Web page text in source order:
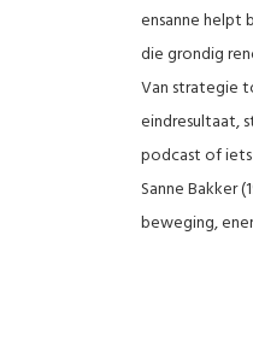
ensanne helpt
die grondig
Van strategie
eindresultaat,
podcast of iets
Sanne Bakker
beweging,